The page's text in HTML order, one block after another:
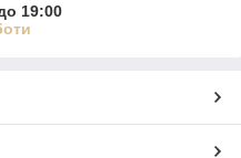
19:00